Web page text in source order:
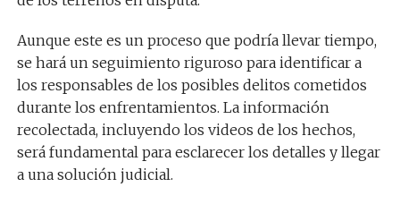
Aunque este es un proceso que podría llevar tiempo,
se hará un seguimiento riguroso para identificar a
los responsables de los posibles delitos cometidos
durante los enfrentamientos. La información
recolectada, incluyendo los videos de los hechos,
será fundamental para esclarecer los detalles y llegar
a una solución judicial.